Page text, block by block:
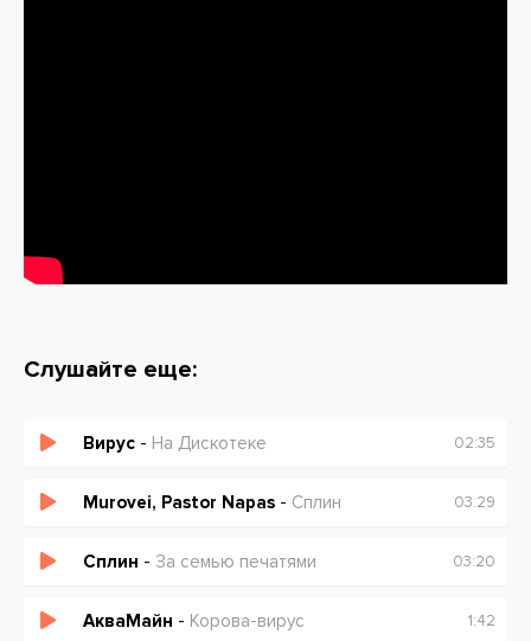
Слушайте еще:
Вирус - На Дискотеке 02:35
Murovei, Pastor Napas - Сплин 03:29
Сплин - За семью печатями 03:20
АкваМайн - Корова-вирус 1:42